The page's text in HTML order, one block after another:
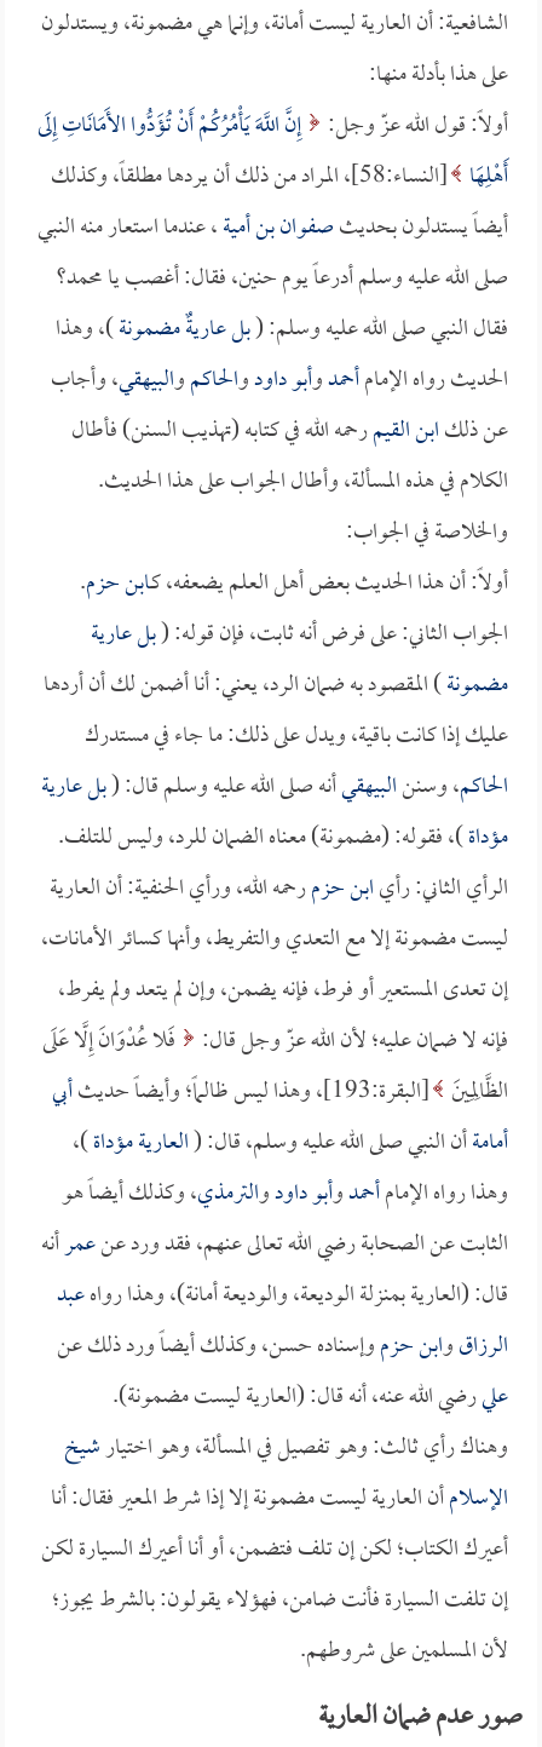
الشافعية: أن العارية ليست أمانة، وإنما هي مضمونة، ويستدلون
على هذا بأدلة منها:
أولاً: قول الله عزّ وجل: إِنَّ اللَّهَ يَأْمُرُكُمْ أَنْ تُؤَدُّوا الأَمَانَاتِ إِلَى
أَهْلِهَا
[النساء:58]، المراد من ذلك أن يردها مطلقاً، وكذلك
أيضاً يستدلون بحديثصفوان بن أمية، عندما استعار منه النبي
صلى الله عليه وسلم أدرعاً يوم حنين، فقال: أغصب يا محمد؟
فقال النبي صلى الله عليه وسلم: (بل عاريةٌ مضمونة)، وهذا
الحديث رواه الإمامأحمدوأبو داودوالحاكموالبيهقي، وأجاب
عن ذلكابن القيمرحمه الله في كتابه (تهذيب السنن) فأطال
الكلام في هذه المسألة، وأطال الجواب على هذا الحديث.
والخلاصة في الجواب:
أولاً: أن هذا الحديث بعض أهل العلم يضعفه، كـابن حزم.
الجواب الثاني: على فرض أنه ثابت، فإن قوله: (بل عارية
مضمونة) المقصود به ضمان الرد، يعني: أنا أضمن لك أن أردها
عليك إذا كانت باقية، ويدل على ذلك: ما جاء في مستدرك
الحاكم، وسننالبيهقيأنه صلى الله عليه وسلم قال: (بل عارية
مؤداة)، فقوله: (مضمونة) معناه الضمان للرد، وليس للتلف.
الرأي الثاني: رأيابن حزمرحمه الله، ورأي الحنفية: أن العارية
ليست مضمونة إلا مع التعدي والتفريط، وأنها كسائر الأمانات،
إن تعدى المستعير أو فرط، فإنه يضمن، وإن لم يتعد ولم يفرط،
فإنه لا ضمان عليه؛ لأن الله عزّ وجل قال:
فَلا عُدْوَانَ إِلَّا عَلَى
الظَّالِمِينَ [البقرة:193]، وهذا ليس ظالماً؛ وأيضاً حديث
أبي
أمامةأن النبي صلى الله عليه وسلم، قال: (العارية مؤداة)،
وهذا رواه الإمامأحمدوأبو داودوالترمذي، وكذلك أيضاً هو
الثابت عن الصحابة رضي الله تعالى عنهم، فقد ورد عنعمرأنه
قال: (العارية بمنزلة الوديعة، والوديعة أمانة)، وهذا رواهعبد
الرزاقوابن حزموإسناده حسن، وكذلك أيضاً ورد ذلك عن
عليرضي الله عنه، أنه قال: (العارية ليست مضمونة).
وهناك رأي ثالث: وهو تفصيل في المسألة، وهو اختيارشيخ
الإسلامأن العارية ليست مضمونة إلا إذا شرط المعير فقال: أنا
أعيرك الكتاب؛ لكن إن تلف فتضمن، أو أنا أعيرك السيارة لكن
إن تلفت السيارة فأنت ضامن، فهؤلاء يقولون: بالشرط يجوز؛
لأن المسلمين على شروطهم.
صور عدم ضمان العارية